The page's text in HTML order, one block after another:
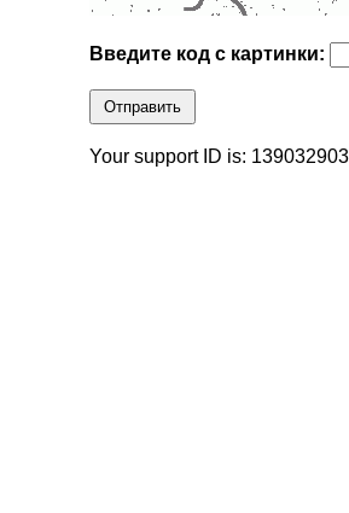
Введите код с картинки:
Отправить
Your support ID is: